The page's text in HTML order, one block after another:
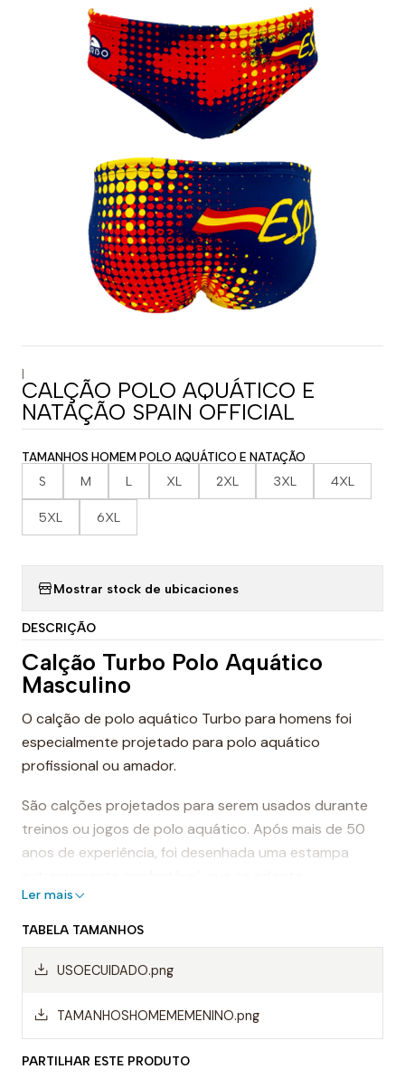
|
CALÇÃO POLO AQUÁTICO E
NATAÇÃO SPAIN OFFICIAL
TAMANHOS HOMEM POLO AQUÁTICO E NATAÇÃO
S M L XL 2XL 3XL 4XL
5XL 6XL
Mostrar stock de ubicaciones
DESCRIÇÃO
Calção Turbo Polo Aquático
Masculino
O calção de polo aquático Turbo para homens foi
especialmente projetado para polo aquático
profissional ou amador.
São calções projetados para serem usados durante
treinos ou jogos de polo aquático. Após mais de 50
anos de experiência, foi desenhada uma estampa
perfeitamente ao corpo, proporcionando conforto e
sensação de leveza.
Dessa forma, os calções de polo aquático facilitam a
permitindo um movimento mais rápido ao nadar.
Ler mais
TABELA TAMANHOS
USOECUIDADO.png
TAMANHOSHOMEMEMENINO.png
PARTILHAR ESTE PRODUTO